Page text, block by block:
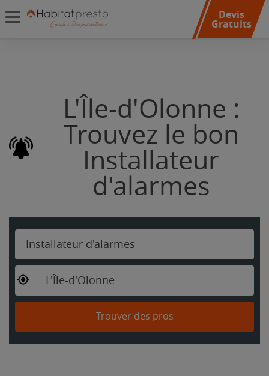
Devis
Gratuits
L'Île-d'Olonne :
Trouvez le bon
Installateur
d'alarmes
Installateur d'alarmes
L'Île-d'Olonne
Trouver des pros